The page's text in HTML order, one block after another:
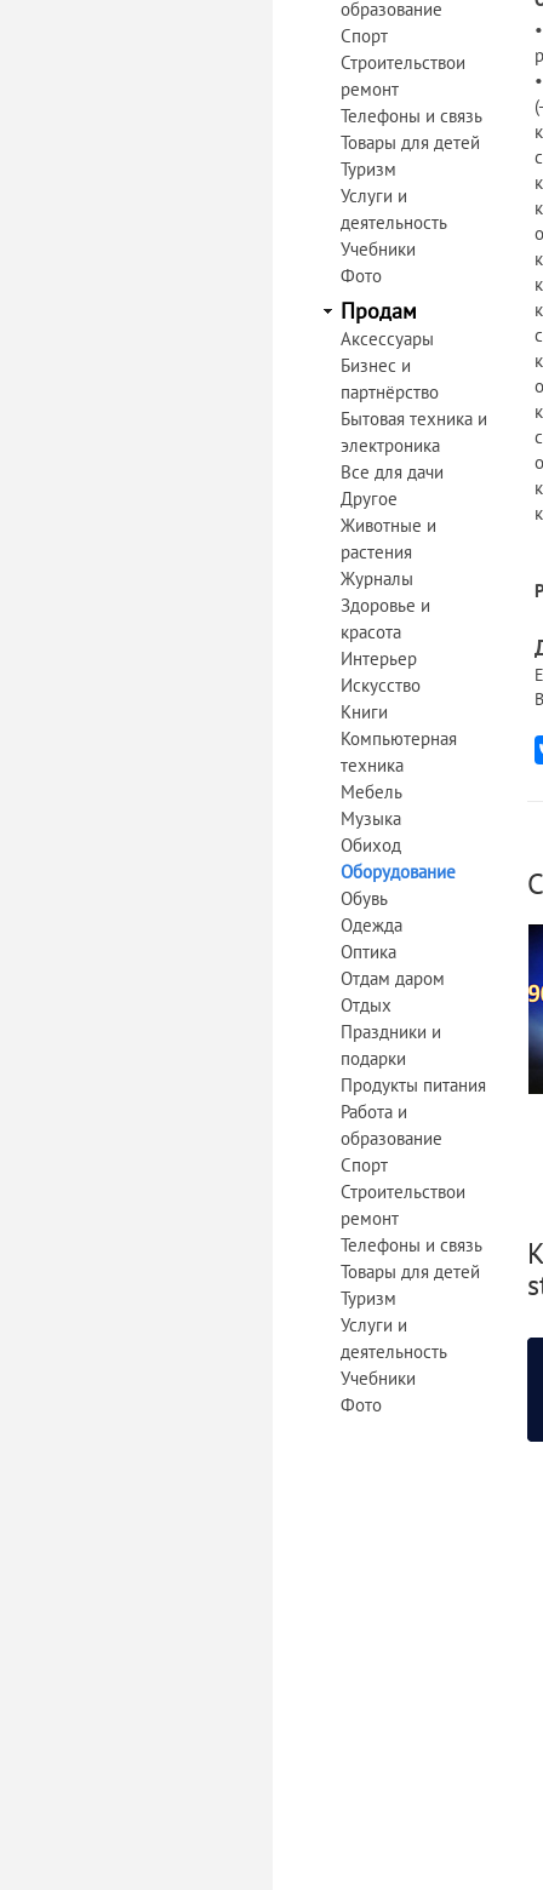
образование
Спорт
Строительствои
ремонт
Телефоны и связь
Товары для детей
Туризм
Услуги и
деятельность
Учебники
Фото
Продам
Аксессуары
Бизнес и
партнёрство
Бытовая техника и
электроника
Все для дачи
Другое
Животные и
растения
Журналы
Здоровье и
красота
Интерьер
Искусство
Книги
Компьютерная
техника
Мебель
Музыка
Обиход
Оборудование
Обувь
Одежда
Оптика
Отдам даром
Отдых
Праздники и
подарки
Продукты питания
Работа и
образование
Спорт
Строительствои
ремонт
Телефоны и связь
Товары для детей
Туризм
Услуги и
деятельность
Учебники
Фото